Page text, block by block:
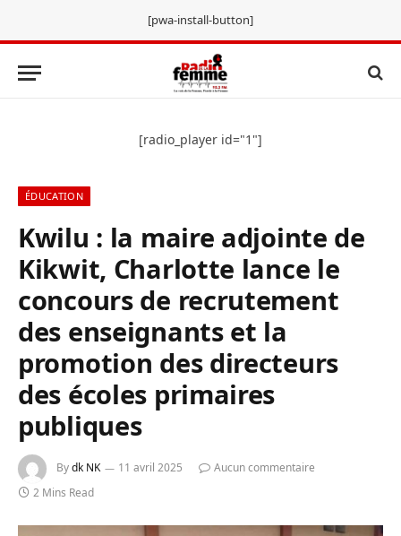
[pwa-install-button]
[radio_player id="1"]
ÉDUCATION
Kwilu : la maire adjointe de
Kikwit, Charlotte lance le
concours de recrutement
des enseignants et la
promotion des directeurs
des écoles primaires
publiques
Bydk NK 11 avril 2025
Aucun commentaire
2 Mins Read